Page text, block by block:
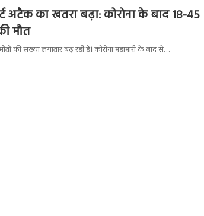
अटैक का खतरा बढ़ा: कोरोना के बाद 18-45
मौत
की संख्या लगातार बढ़ रही है। कोरोना महामारी के बाद से…